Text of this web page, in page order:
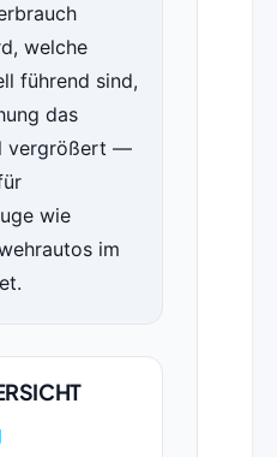
welche
führend sind,
das
vergrößert —
wie
im